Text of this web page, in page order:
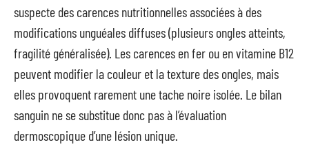
suspecte des carences nutritionnelles associées à des
modifications unguéales diffuses (plusieurs ongles atteints,
fragilité généralisée). Les carences en fer ou en vitamine B12
peuvent modifier la couleur et la texture des ongles, mais
elles provoquent rarement une tache noire isolée. Le bilan
sanguin ne se substitue donc pas à l’évaluation
dermoscopique d’une lésion unique.